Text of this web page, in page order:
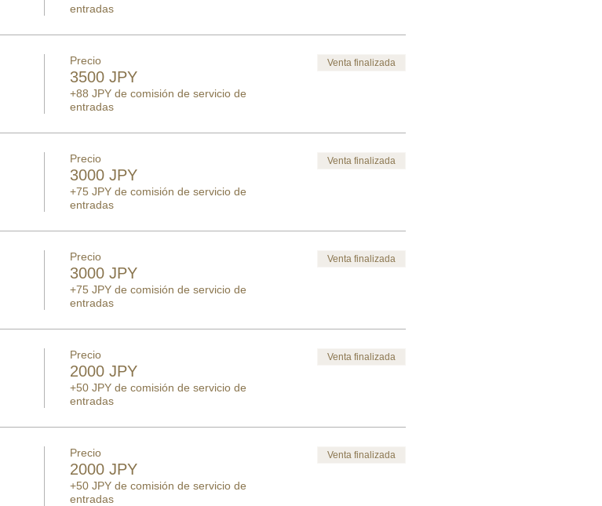
entradas
Precio
3500 JPY
+88 JPY de comisión de servicio de
entradas
Venta finalizada
Precio
3000 JPY
+75 JPY de comisión de servicio de
entradas
Venta finalizada
Precio
3000 JPY
+75 JPY de comisión de servicio de
entradas
Venta finalizada
Precio
2000 JPY
+50 JPY de comisión de servicio de
entradas
Venta finalizada
Precio
2000 JPY
+50 JPY de comisión de servicio de
entradas
Venta finalizada